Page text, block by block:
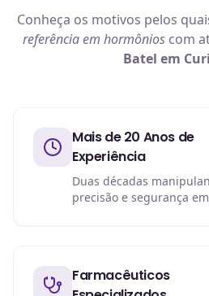
Conheça os motivos pelos
referência em hormônioscom
Batel em
Mais de 20 Anos de
Experiência
Duas décadas
precisão e segurança
Farmacêuticos